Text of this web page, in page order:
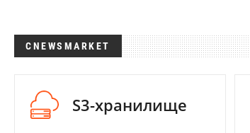
CNEWSMARKET
S3-хранилище